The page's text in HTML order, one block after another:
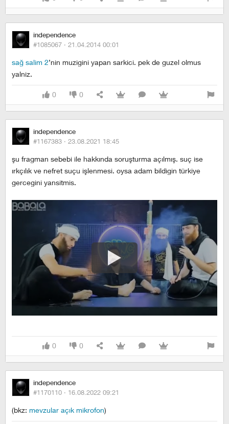
independence
#1085067 · 21.04.2014 00:01
sağ salim 2’nin muzigini yapan sarkici. pek de guzel olmus
yalniz.
0 0
independence
#1167383 · 23.08.2021 18:45
şu fragman sebebi ile hakkında soruşturma açılmış. suç ise
ırkçılık ve nefret suçu işlenmesi. oysa adam bildigin türkiye
gercegini yansitmis.
0 0
independence
#1170110 · 16.08.2022 09:21
(bkz: mevzular açık mikrofon)